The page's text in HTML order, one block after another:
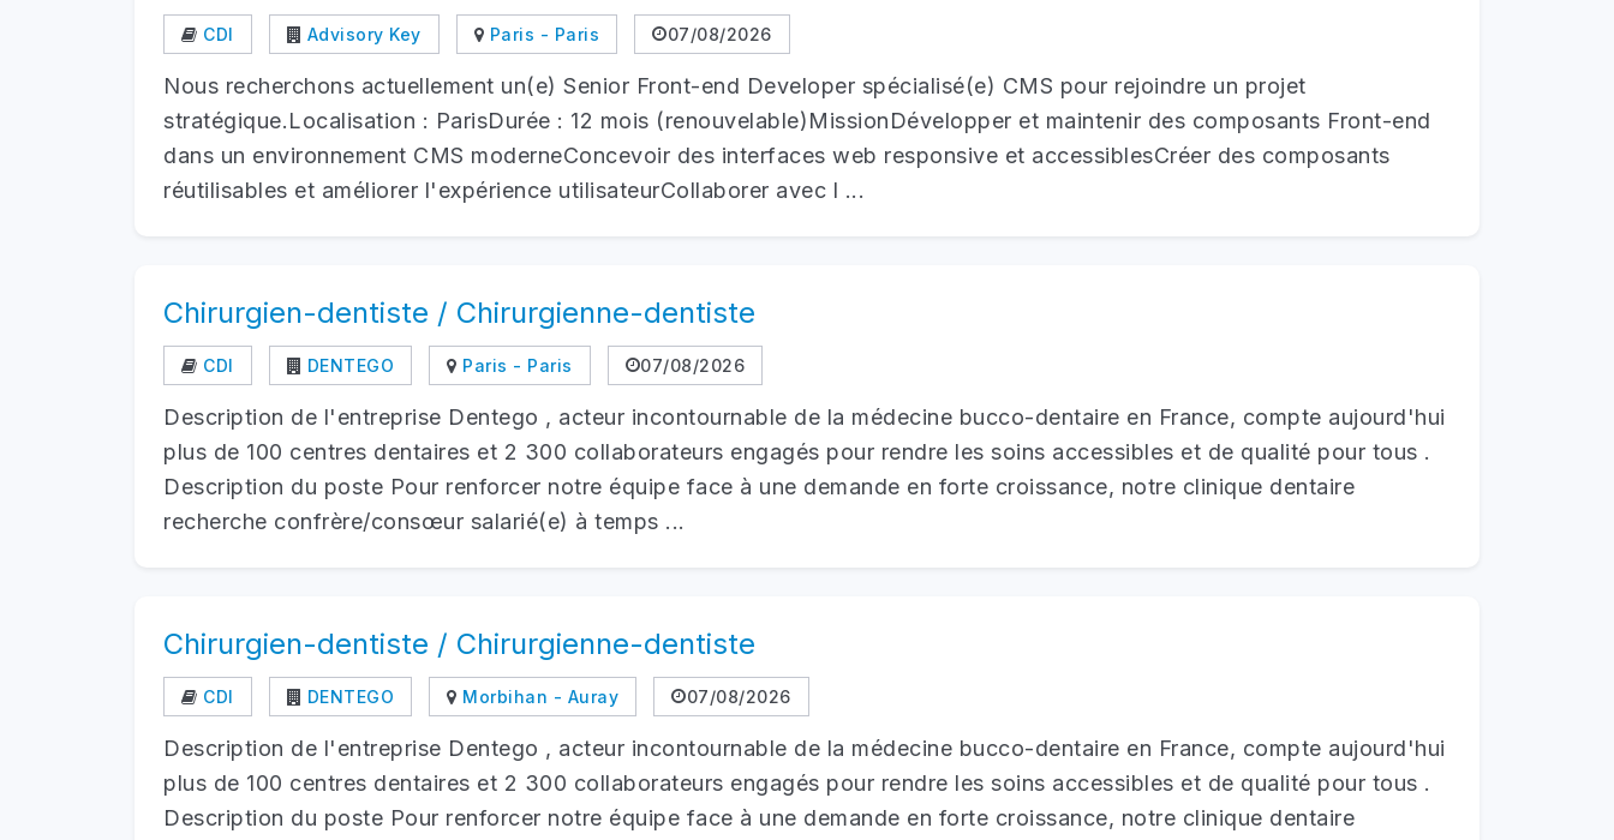
CDI Advisory Key Paris - Paris 07/08/2026
Nous recherchons actuellement un(e) Senior Front-end Developer spécialisé(e) CMS pour rejoindre un projet
stratégique.Localisation : ParisDurée : 12 mois (renouvelable)MissionDévelopper et maintenir des composants Front-end
dans un environnement CMS moderneConcevoir des interfaces web responsive et accessiblesCréer des composants
réutilisables et améliorer l'expérience utilisateurCollaborer avec l ...
Chirurgien-dentiste / Chirurgienne-dentiste
CDI DENTEGO Paris - Paris 07/08/2026
Description de l'entreprise Dentego , acteur incontournable de la médecine bucco-dentaire en France, compte aujourd'hui
plus de 100 centres dentaires et 2 300 collaborateurs engagés pour rendre les soins accessibles et de qualité pour tous .
Description du poste Pour renforcer notre équipe face à une demande en forte croissance, notre clinique dentaire
recherche confrère/consœur salarié(e) à temps ...
Chirurgien-dentiste / Chirurgienne-dentiste
CDI DENTEGO Morbihan - Auray 07/08/2026
Description de l'entreprise Dentego , acteur incontournable de la médecine bucco-dentaire en France, compte aujourd'hui
plus de 100 centres dentaires et 2 300 collaborateurs engagés pour rendre les soins accessibles et de qualité pour tous .
Description du poste Pour renforcer notre équipe face à une demande en forte croissance, notre clinique dentaire